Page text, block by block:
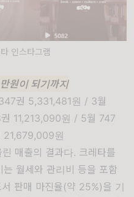
인스타그램
만원이 되기까지
권 5,331,481원 / 3월
권 11,213,090원 / 5월 747
21,679,009원
매출의 결과다. 크레타를
월세와 관리비 등을 포함
서 판매 마진율(약 25%)을 기